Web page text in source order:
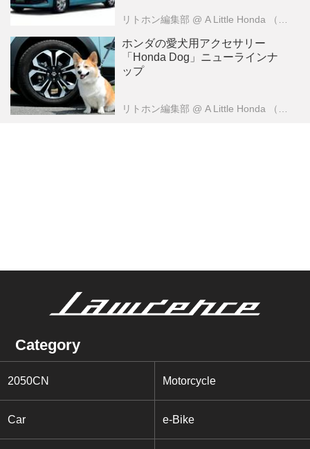
リトホン編集部 @ A Little Honda （ア・リトル・ホンダ）編集部
ホンダの愛犬用アクセサリー
「Honda Dog」ニューラインナ
ップ
リトホン編集部 @ A Little Honda （ア・リトル・ホンダ）編集部
Category
2050CN Motorcycle
Car e-Bike